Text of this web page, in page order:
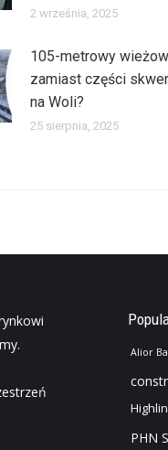
2 września, 2025
105-metrowy
zamiast części
na Woli?
25 sierpnia, 2025
Alior
PHN